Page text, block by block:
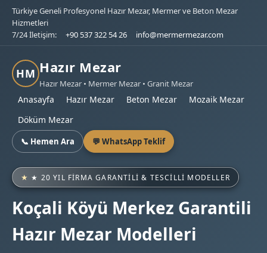
Türkiye Geneli Profesyonel Hazır Mezar, Mermer ve Beton Mezar
Hizmetleri
7/24 İletişim:
+90 537 322 54 26 info@mermermezar.com
HM Hazır Mezar
Hazır Mezar • Mermer Mezar • Granit Mezar
Anasayfa Hazır Mezar Beton Mezar
Mozaik Mezar
Döküm Mezar
📞 Hemen Ara 💬 WhatsApp Teklif
★ 20 YIL FIRMA GARANTILI & TESCILLI MODELLER
Koçali Köyü Merkez Garantili
Hazır Mezar Modelleri